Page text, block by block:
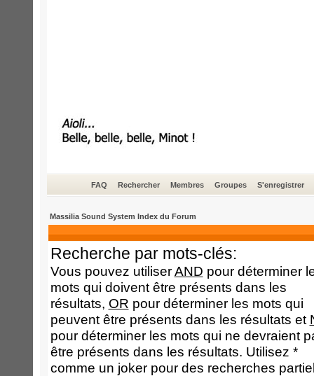
FAQ Rechercher Membres Groupes S'enregistrer
Massilia Sound System Index du Forum
Recherche par mots-clés:
Vous pouvez utiliserAND pour déterminer
mots qui doivent être présents dans les
résultats, OR pour déterminer les mots qui
peuvent être présents dans les résultats et
pour déterminer les mots qui ne devraient
être présents dans les résultats. Utilisez *
comme un joker pour des recherches